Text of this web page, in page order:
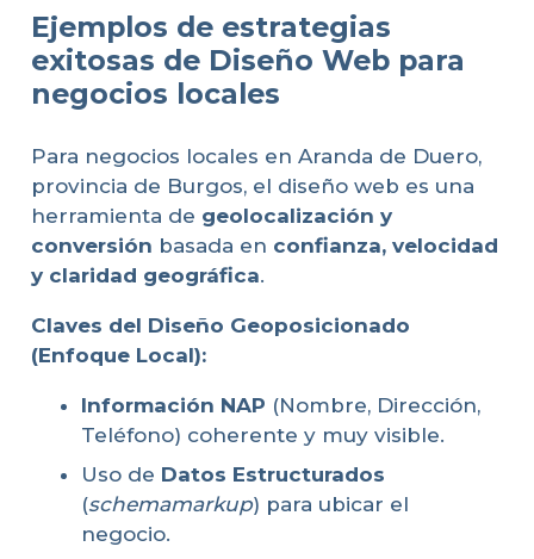
Ejemplos de estrategias
exitosas de Diseño Web para
negocios locales
Para negocios locales en Aranda de Duero,
provincia de Burgos, el diseño web es una
herramienta de geolocalización y
conversión basada en confianza, velocidad
y claridad geográfica.
Claves del Diseño Geoposicionado
(Enfoque Local):
Información NAP (Nombre, Dirección,
Teléfono) coherente y muy visible.
Uso de Datos Estructurados
(schemamarkup) para ubicar el
negocio.